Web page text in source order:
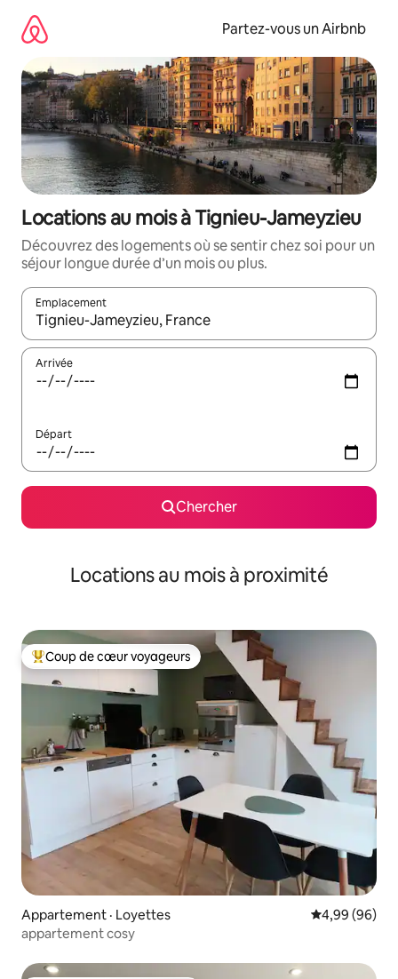
directement
contenu
Partez-vous un Airbnb
Locations au mois à Tignieu-Jameyzieu
Découvrez des logements où se sentir chez soi pour un
séjour longue durée d’un mois ou plus.
Emplacement
Quand les résultats sont affichés, parcourez-les en utilisant
Arrivée
Départ
Chercher
Locations au mois à proximité
Coup de cœur voyageurs parmi les plus aimés
Coup de cœur voyageurs
Appartement · Loyettes Note
4,99 (96)
appartement cosy